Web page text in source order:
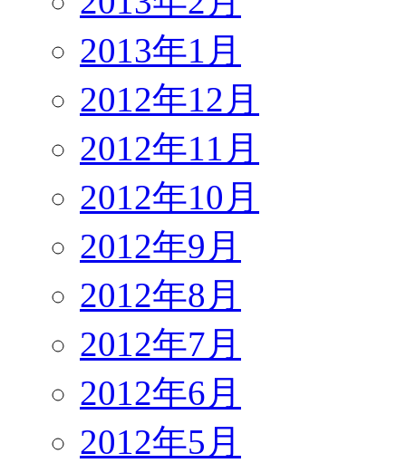
2013年1月
2012年12月
2012年11月
2012年10月
2012年9月
2012年8月
2012年7月
2012年6月
2012年5月